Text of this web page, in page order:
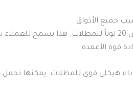
جميع الأذواق
قوة الأعمدة.
هيكلي قوي للمظلات. يمكنها